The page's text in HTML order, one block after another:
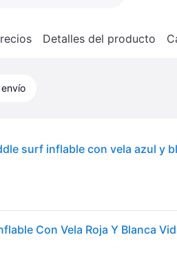
Detalles del producto
surf inflable con vela azul y
Con Vela Roja Y Blanca